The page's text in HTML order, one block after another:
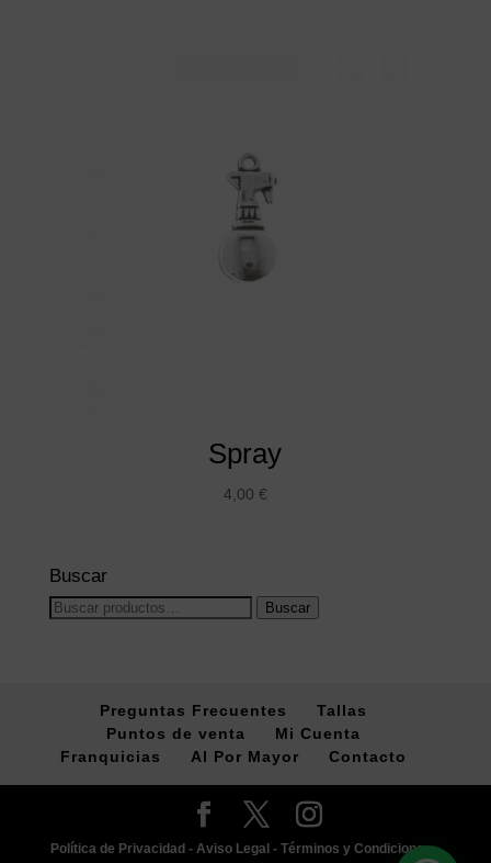
Spray
4,00 €
Buscar
Buscar
Buscar
Preguntas Frecuentes
Tallas
Puntos de venta
Mi Cuenta
Franquicias
Al Por Mayor Contacto
Política de Privacidad - Aviso Legal -Términos y Condiciones -